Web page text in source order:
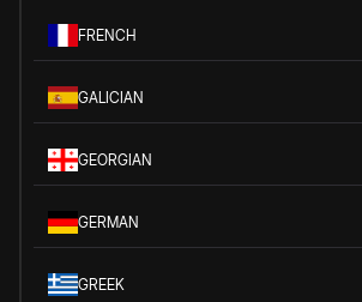
FRENCH
GALICIAN
GEORGIAN
GERMAN
GREEK